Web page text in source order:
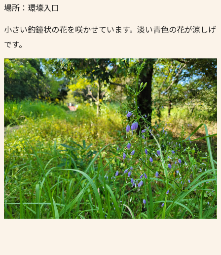
場所：環壕入口
小さい釣鐘状の花を咲かせています。淡い青色の花が涼しげ
です。